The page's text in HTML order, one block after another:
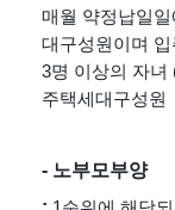
매월 약정납일
대구성원이며
3명 이상의 자녀
주택세대구성원
- 노부모부양